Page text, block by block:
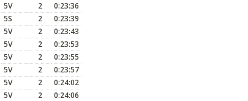
5V 2
0:23:36
5S 2
0:23:39
5V 2
0:23:43
5V 2
0:23:53
5V 2
0:23:55
5V 2
0:23:57
5V 2
0:24:02
5V 2
0:24:06